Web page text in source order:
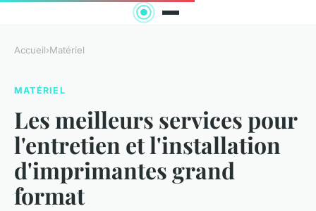
Accueil›Matériel
MATÉRIEL
Les meilleurs services pour
l'entretien et l'installation
d'imprimantes grand
format